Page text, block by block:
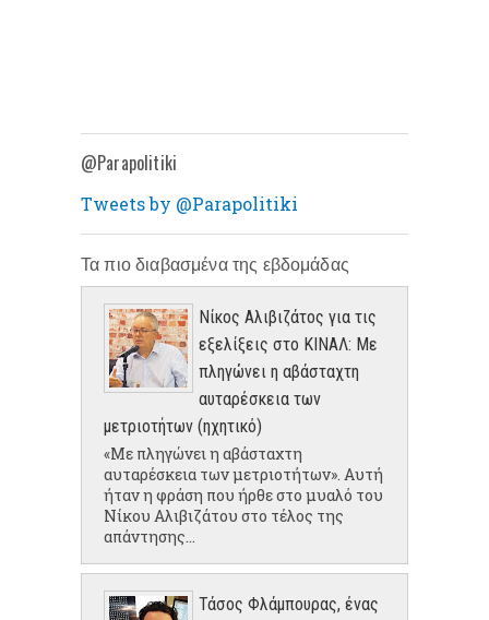
@Parapolitiki
Tweets by @Parapolitiki
Τα πιο διαβασμένα της εβδομάδας
Νίκος Αλιβιζάτος για τις
εξελίξεις στο ΚΙΝΑΛ: Με
πληγώνει η αβάσταχτη
αυταρέσκεια των
μετριοτήτων (ηχητικό)
«Με πληγώνει η αβάσταχτη
αυταρέσκεια των μετριοτήτων». Αυτή
ήταν η φράση που ήρθε στο μυαλό του
Νίκου Αλιβιζάτου στο τέλος της
απάντησης...
Τάσος Φλάμπουρας, ένας